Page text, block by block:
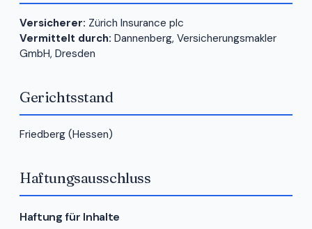
Versicherer: Zürich Insurance plc
Vermittelt durch: Dannenberg, Versicherungsmakler
GmbH, Dresden
Gerichtsstand
Friedberg (Hessen)
Haftungsausschluss
Haftung für Inhalte